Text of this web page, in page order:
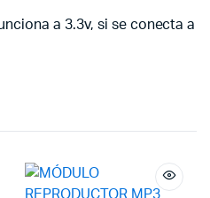
a 3.3v, si se conecta a